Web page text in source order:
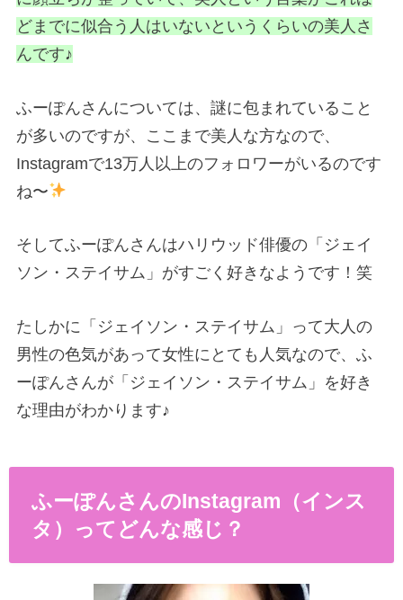
どまでに似合う人はいないというくらいの美人さ
んです♪
ふーぽんさんについては、謎に包まれていること
が多いのですが、ここまで美人な方なので、
Instagramで13万人以上のフォロワーがいるのです
ね〜
そしてふーぽんさんはハリウッド俳優の「ジェイ
ソン・ステイサム」がすごく好きなようです！笑
たしかに「ジェイソン・ステイサム」って大人の
男性の色気があって女性にとても人気なので、ふ
ーぽんさんが「ジェイソン・ステイサム」を好き
な理由がわかります♪
ふーぽんさんのInstagram（インス
タ）ってどんな感じ？